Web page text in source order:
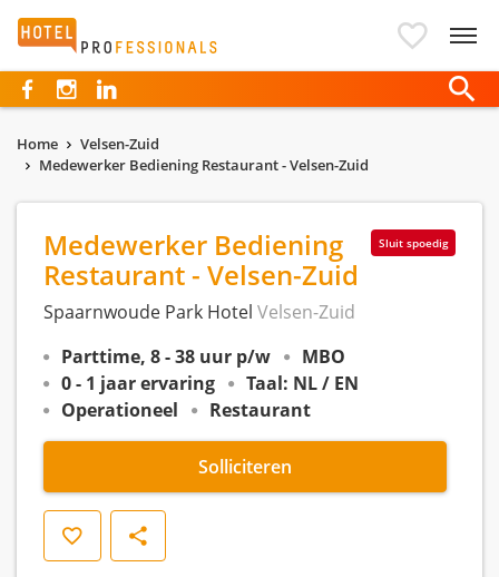
Hotelprofessionals
Home
Velsen-Zuid
Medewerker Bediening Restaurant - Velsen-Zuid
Sluit spoedig
Medewerker Bediening
Restaurant - Velsen-Zuid
Spaarnwoude Park Hotel Velsen-Zuid
Parttime, 8 - 38 uur p/w
MBO
0 - 1 jaar ervaring
Taal: NL / EN
Operationeel
Restaurant
Solliciteren
Opslaan Delen